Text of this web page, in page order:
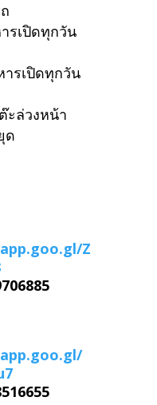
รเปิดทุกวัน
ารเปิดทุกวัน
ะล่วงหน้า
ด
Z